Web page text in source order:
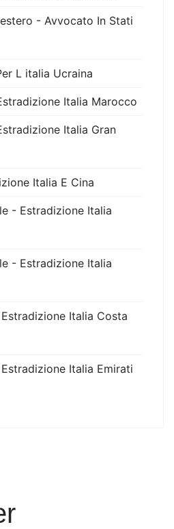
- Avvocato In Stati
L italia Ucraina
Italia Marocco
Italia Gran
Italia E Cina
- Estradizione Italia
- Estradizione Italia
Italia Costa
Italia Emirati